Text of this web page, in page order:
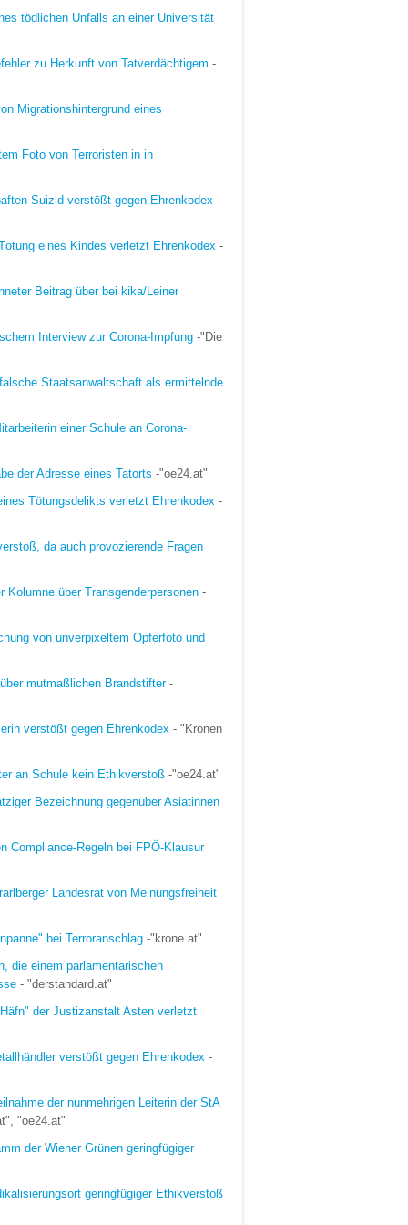
tödlichen Unfalls an einer Universität
zu Herkunft von Tatverdächtigem -
Migrationshintergrund eines
Foto von Terroristen in in
Suizid verstößt gegen Ehrenkodex -
eines Kindes verletzt Ehrenkodex -
Beitrag über bei kika/Leiner
Interview zur Corona-Impfung -"Die
Staatsanwaltschaft als ermittelnde
einer Schule an Corona-
der Adresse eines Tatorts -"oe24.at"
Tötungsdelikts verletzt Ehrenkodex -
da auch provozierende Fragen
über Transgenderpersonen -
von unverpixeltem Opferfoto und
mutmaßlichen Brandstifter-
verstößt gegen Ehrenkodex - "Kronen
an Schule kein Ethikverstoß -"oe24.at"
Bezeichnung gegenüber Asiatinnen
Compliance-Regeln bei FPÖ-Klausur
Landesrat von Meinungsfreiheit
bei Terroranschlag -"krone.at"
die einem parlamentarischen
- "derstandard.at"
der Justizanstalt Asten verletzt
verstößt gegen Ehrenkodex -
der nunmehrigen Leiterin der StA
"oe24.at"
der Wiener Grünen geringfügiger
geringfügiger Ethikverstoß